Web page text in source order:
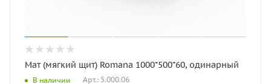
Мат (мягкий щит) Romana 1000*500*60, одинарный
В наличии Арт.: 5.000.06